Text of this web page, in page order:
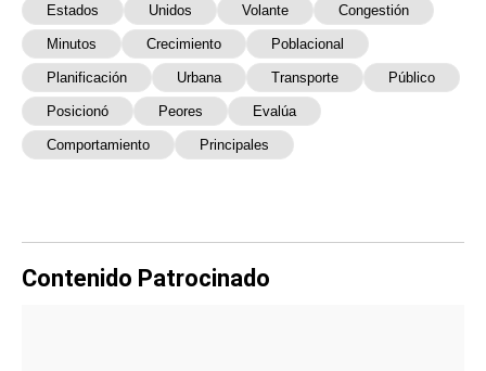
Estados Unidos Volante Congestión
Minutos Crecimiento Poblacional
Planificación Urbana Transporte Público
Posicionó Peores Evalúa
Comportamiento Principales
Contenido Patrocinado